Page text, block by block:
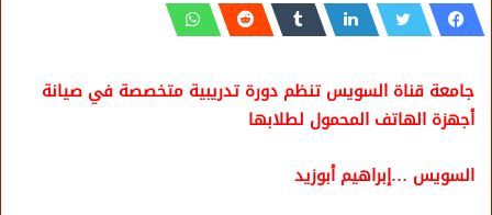
جامعة قناة السويس تنظم دورة تدريبية متخصصة في صيانة
أجهزة الهاتف المحمول لطلابها
السويس …إبراهيم أبوزيد